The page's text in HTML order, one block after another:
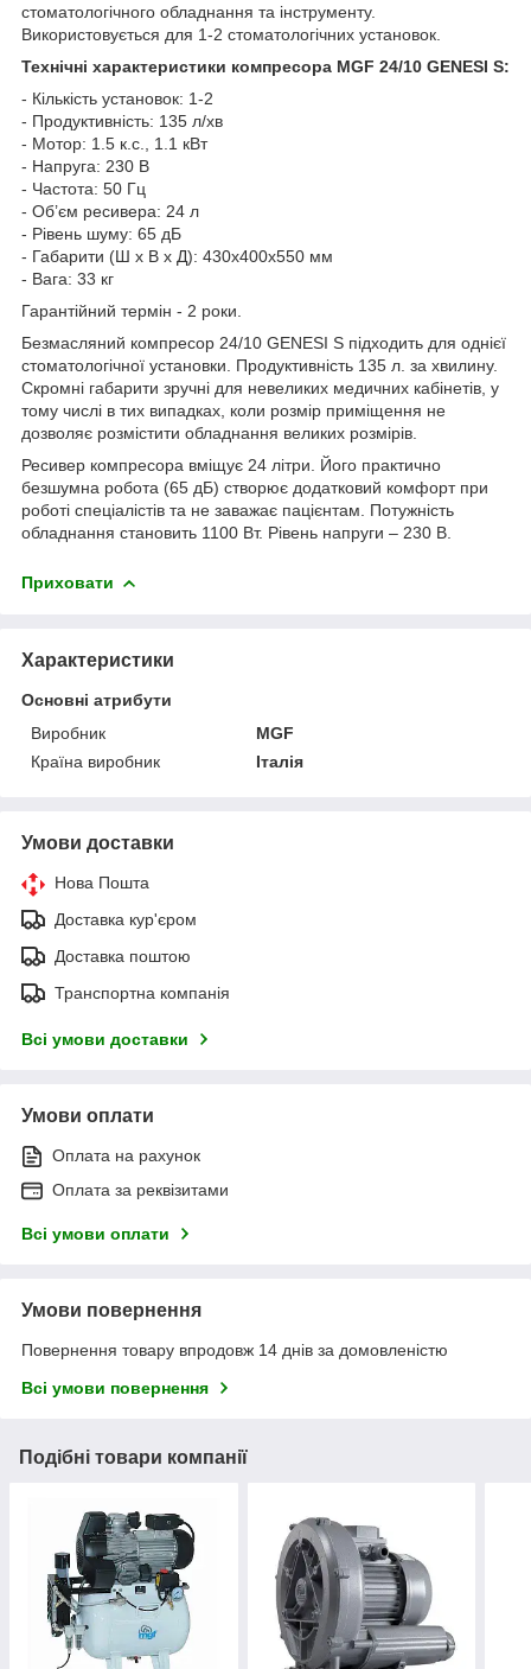
стоматологічного обладнання та інструменту.
Використовується для 1-2 стоматологічних установок.
Технічні характеристики компресора MGF 24/10 GENESI S:
- Кількість установок: 1-2
- Продуктивність: 135 л/хв
- Мотор: 1.5 к.с., 1.1 кВт
- Напруга: 230 В
- Частота: 50 Гц
- Об’єм ресивера: 24 л
- Рівень шуму: 65 дБ
- Габарити (Ш x В x Д): 430x400x550 мм
- Вага: 33 кг
Гарантійний термін - 2 роки.
Безмасляний компресор 24/10 GENESI S підходить для однієї
стоматологічної установки. Продуктивність 135 л. за хвилину.
Скромні габарити зручні для невеликих медичних кабінетів, у
тому числі в тих випадках, коли розмір приміщення не
дозволяє розмістити обладнання великих розмірів.
Ресивер компресора вміщує 24 літри. Його практично
безшумна робота (65 дБ) створює додатковий комфорт при
роботі спеціалістів та не заважає пацієнтам. Потужність
обладнання становить 1100 Вт. Рівень напруги – 230 В.
Приховати
Характеристики
Основні атрибути
Виробник
MGF
Країна виробник
Італія
Умови доставки
Нова Пошта
Доставка кур'єром
Доставка поштою
Транспортна компанія
Всі умови доставки
Умови оплати
Оплата на рахунок
Оплата за реквізитами
Всі умови оплати
Умови повернення
Повернення товару впродовж 14 днів за домовленістю
Всі умови повернення
Подібні товари компанії